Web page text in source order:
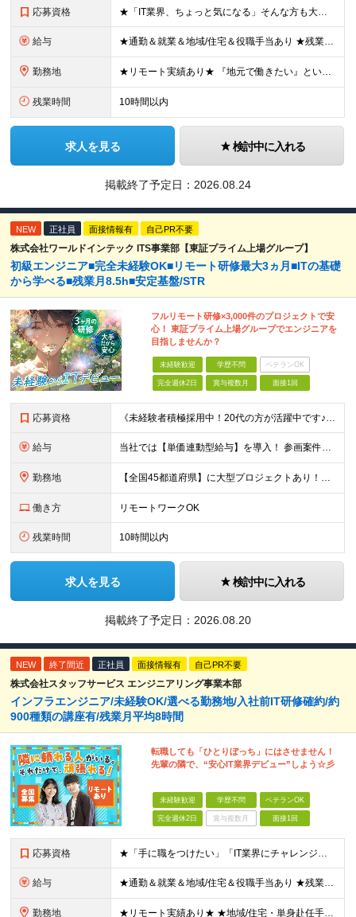
応募資格 ★「IT業界、ちょっと気になる」そんな方も大歓迎！ ■学歴不問 ■未経験・第二新卒歓迎 ■知識・経験はこれから身につけていければOK！ □■ステップアップ■□ 社内システム開発やインフラ構築などジャ
給与 ★通勤＆就業＆地域/住宅＆役職手当あり ★残業代は全額支給 ★選べる給与制度あり！ ■東京・神奈川・千葉・埼玉勤務の場合 月給24.5万円～55万円＋諸手当 （残業代は全額支給） (20,000円の
勤務地 ★リモート実績あり★ 『地元で働きたい』という希望に、業界トップクラス約7,000件の取引事業所数、90,000件以上のプロジェクトから検討をいたします。 全国の取引先での就業となります（沖縄を除
残業時間 10時間以内
求人を見る 検討中に入れる
掲載終了予定日： 2026.08.24
NEW 正社員 面接情報有 自己PR不要
株式会社ワールドインテック ITS事業部【東証プライム上場グループ】
初級エンジニア■完全未経験OK■リモート研修最大3ヵ月■ITの基礎
から学べる■残業月8.5h■安定基盤/STR
フルリモート研修×3,000件のプロジェクトで安
心！ 東証プライム上場グループでエンジニアを
目指しませんか？
未経験歓迎 学歴不問 ベテランOK
完全週休2日 賞与複数月 面接1回
応募資格 《未経験者積極採用中！20代の方が活躍中です♪》 ◎約4割が実務未経験入社！ ■学歴・職歴は一切問いません！ ■第二新卒の方もお気軽にご相談ください♪ ■入社してから数年は、転勤の可能性があります
給与 当社では【単価連動型給与】を導入！ 参画案件の契約単価に連動して給与が決定。 還元率は単価の【70％～80％】と東証プライム上場グループとして高水準です！（社会保険料・教育コスト含む） ■関東：月給
勤務地 【全国45都道府県】に大型プロジェクトあり！※ 四国・沖縄を除く 主要勤務地： 北海道/宮城県/栃木県/埼玉県/千葉県/東京都/神奈川県/愛知県/大阪府/京都府/兵庫県/広島県/福岡県/熊本県 ※勤
働き方 リモートワークOK
残業時間 10時間以内
求人を見る 検討中に入れる
掲載終了予定日： 2026.08.20
NEW 終了間近 正社員 面接情報有 自己PR不要
株式会社スタッフサービス エンジニアリング事業本部
インフラエンジニア/未経験OK/選べる勤務地/入社前IT研修確約/約
900種類の講座有/残業月平均8時間
転職しても「ひとりぼっち」にはさせません！
先輩の隣で、“安心IT業界デビュー”しよう☆彡
未経験歓迎 学歴不問 ベテランOK
完全週休2日 賞与複数月 面接1回
応募資格 ★「手に職をつけたい」「IT業界にチャレンジしたい」方歓迎！ ■学歴不問 ■IT知識・理系文系不問！未経験・第二新卒OK ★ITサポート・IT事務やエンジニアの経験をお持ちの方は優遇します！ 地方在
給与 ★通勤＆就業＆地域/住宅＆役職手当あり ★残業代は全額支給 ★選べる給与制度あり！ ■東京・神奈川・千葉・埼玉勤務の場合 月給24.5万円～55万円＋諸手当 （残業代は全額支給） (20,000円の
勤務地 ★リモート実績あり★ ★地域/住宅・単身赴任手当などサポートも万全 ★転任費用や寮・社宅制度も完備しています ★勤務地については希望を考慮の上、決定します ★面接地エリアでの就業率92％以上！ 『地